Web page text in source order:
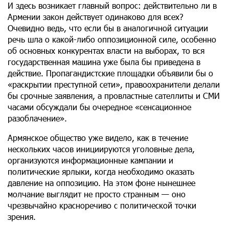
И здесь возникает главный вопрос: действительно ли в
Армении закон действует одинаково для всех?
Очевидно ведь, что если бы в аналогичной ситуации
речь шла о какой-либо оппозиционной силе, особенно
об основных конкурентах власти на выборах, то вся
государственная машина уже была бы приведена в
действие. Пропагандистские площадки объявили бы о
«раскрытии преступной сети», правоохранители делали
бы срочные заявления, а провластные сателлиты и СМИ
часами обсуждали бы очередное «сенсационное
разоблачение».
Армянское общество уже видело, как в течение
нескольких часов инициируются уголовные дела,
организуются информационные кампании и
политические ярлыки, когда необходимо оказать
давление на оппозицию. На этом фоне нынешнее
молчание выглядит не просто странным — оно
чрезвычайно красноречиво с политической точки
зрения.